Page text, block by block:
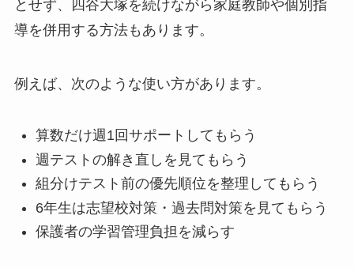
とせず、四谷大塚を続けながら家庭教師や個別指
導を併用する方法もあります。
例えば、次のような使い方があります。
算数だけ週1回サポートしてもらう
週テストの解き直しを見てもらう
組分けテスト前の優先順位を整理してもらう
6年生は志望校対策・過去問対策を見てもらう
保護者の学習管理負担を減らす